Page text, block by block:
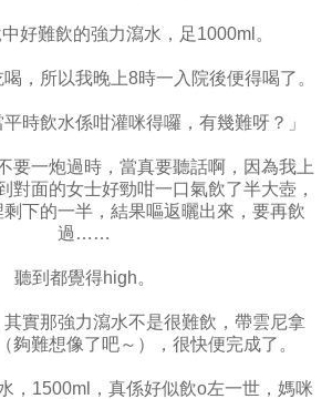
好難飲的強力瀉水，足1000ml。
，所以我晚上8時一入院後便得喝了。
時飲水係咁灌咪得囉，有幾難呀？」
要一炮過時，當真要聽話啊，因為我上
對面的女士好勁咁一口氣飲了半大壺，
下的一半，結果嘔返曬出來，要再飲
過……
聽到都覺得high。
實那強力瀉水不是很難飲，帶雲尼拿
夠難想像了吧～），很快便完成了。
，1500ml，真係好似飲o左一世，媽咪